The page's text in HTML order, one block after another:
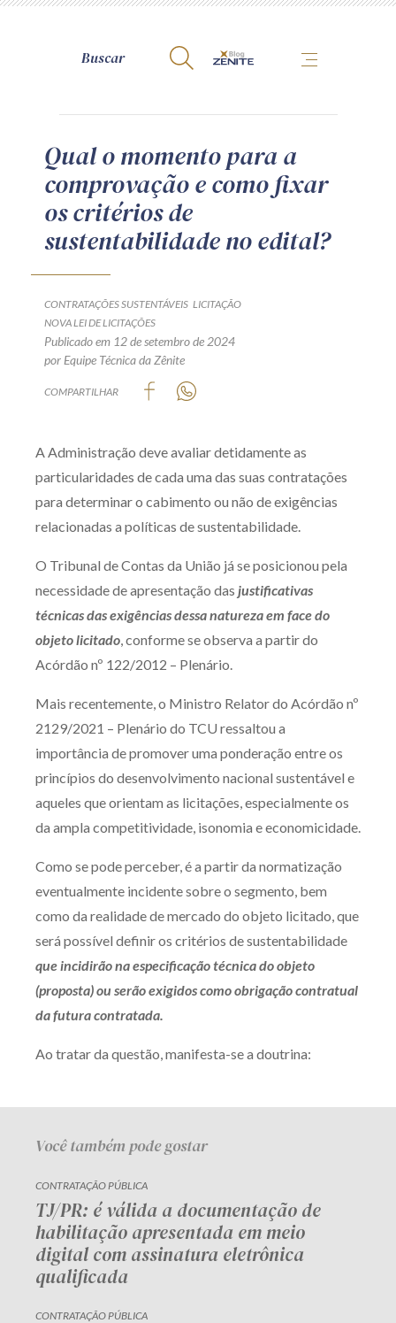
A Zênite
Como publicar conosco
Site da Zênite
Contato
Política de Privacidade
Guia de Direitos dos Titulares de Dados
Encarregado (contato)
Capacitação
Zênite Online
Zênite in Company
Diferenciais
Receba por RSS
Av. Sete de Setembro, 4698
Batel Curitiba/PR CEP80240-000
Telefone (41) 2109-8666
Whatsapp (41) 98881-6616
Qual o momento para a
comprovação e como fixar
os critérios de
sustentabilidade no edital?
CONTRATAÇÕES SUSTENTÁVEIS LICITAÇÃO
NOVA LEI DE LICITAÇÕES
Publicado em 12 de setembro de 2024
por Equipe Técnica da Zênite
COMPARTILHAR
A Administração deve avaliar detidamente as
particularidades de cada uma das suas contratações
para determinar o cabimento ou não de exigências
relacionadas a políticas de sustentabilidade.
O Tribunal de Contas da União já se posicionou pela
necessidade de apresentação das justificativas
técnicas das exigências dessa natureza em face do
objeto licitado, conforme se observa a partir do
Acórdão nº 122/2012 – Plenário.
Mais recentemente, o Ministro Relator do Acórdão nº
2129/2021 – Plenário do TCU ressaltou a
importância de promover uma ponderação entre os
princípios do desenvolvimento nacional sustentável e
aqueles que orientam as licitações, especialmente os
da ampla competitividade, isonomia e economicidade.
Como se pode perceber, é a partir da normatização
eventualmente incidente sobre o segmento, bem
como da realidade de mercado do objeto licitado, que
será possível definir os critérios de sustentabilidade
que incidirão na especificação técnica do objeto
(proposta) ou serão exigidos como obrigação contratual
da futura contratada.
Ao tratar da questão, manifesta-se a doutrina:
Você também pode gostar
CONTRATAÇÃO PÚBLICA
TJ/PR: é válida a documentação de
habilitação apresentada em meio
digital com assinatura eletrônica
qualificada
CONTRATAÇÃO PÚBLICA